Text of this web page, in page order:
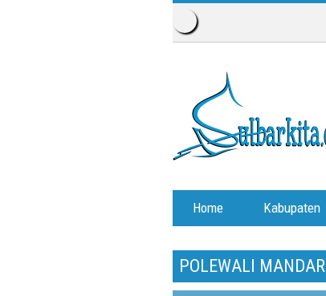
Home Kabupaten
POLEWALI MANDAR